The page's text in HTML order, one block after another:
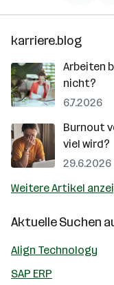
karriere.blog
Arbeiten
nicht?
6.7.2026
Burnout
viel wird?
29.6.2026
Weitere Artikel
Aktuelle Suchen
Align Technology
SAP ERP